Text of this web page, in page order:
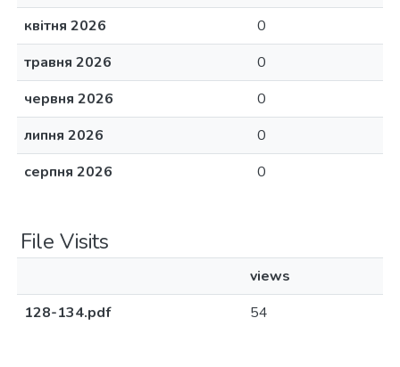
квітня 2026
0
травня 2026
0
червня 2026
0
липня 2026
0
серпня 2026
0
File Visits
views
128-134.pdf
54